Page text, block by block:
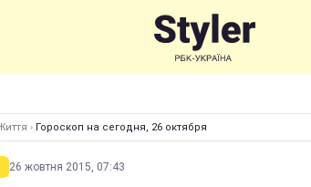
› Гороскоп на сегодня, 26 октября
26 жовтня 2015, 07:43